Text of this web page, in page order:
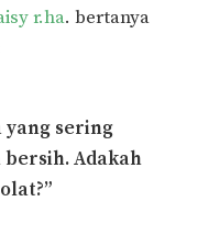
r.ha. bertanya
yang sering
Adakah